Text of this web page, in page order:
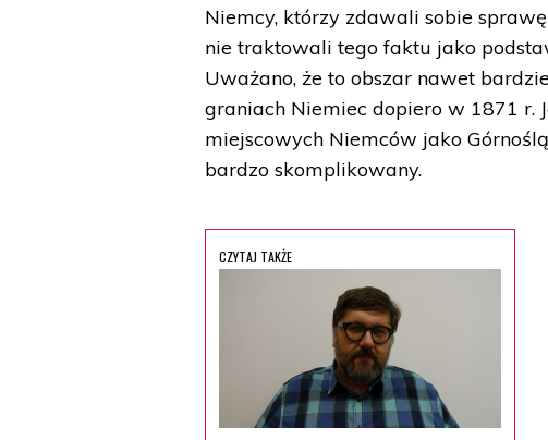
Niemcy, którzy zdawali sobie
nie traktowali tego faktu jako
Uważano, że to obszar nawet
graniach Niemiec dopiero w 1871 r.
miejscowych Niemców jako
bardzo skomplikowany.
CZYTAJ TAKŻE